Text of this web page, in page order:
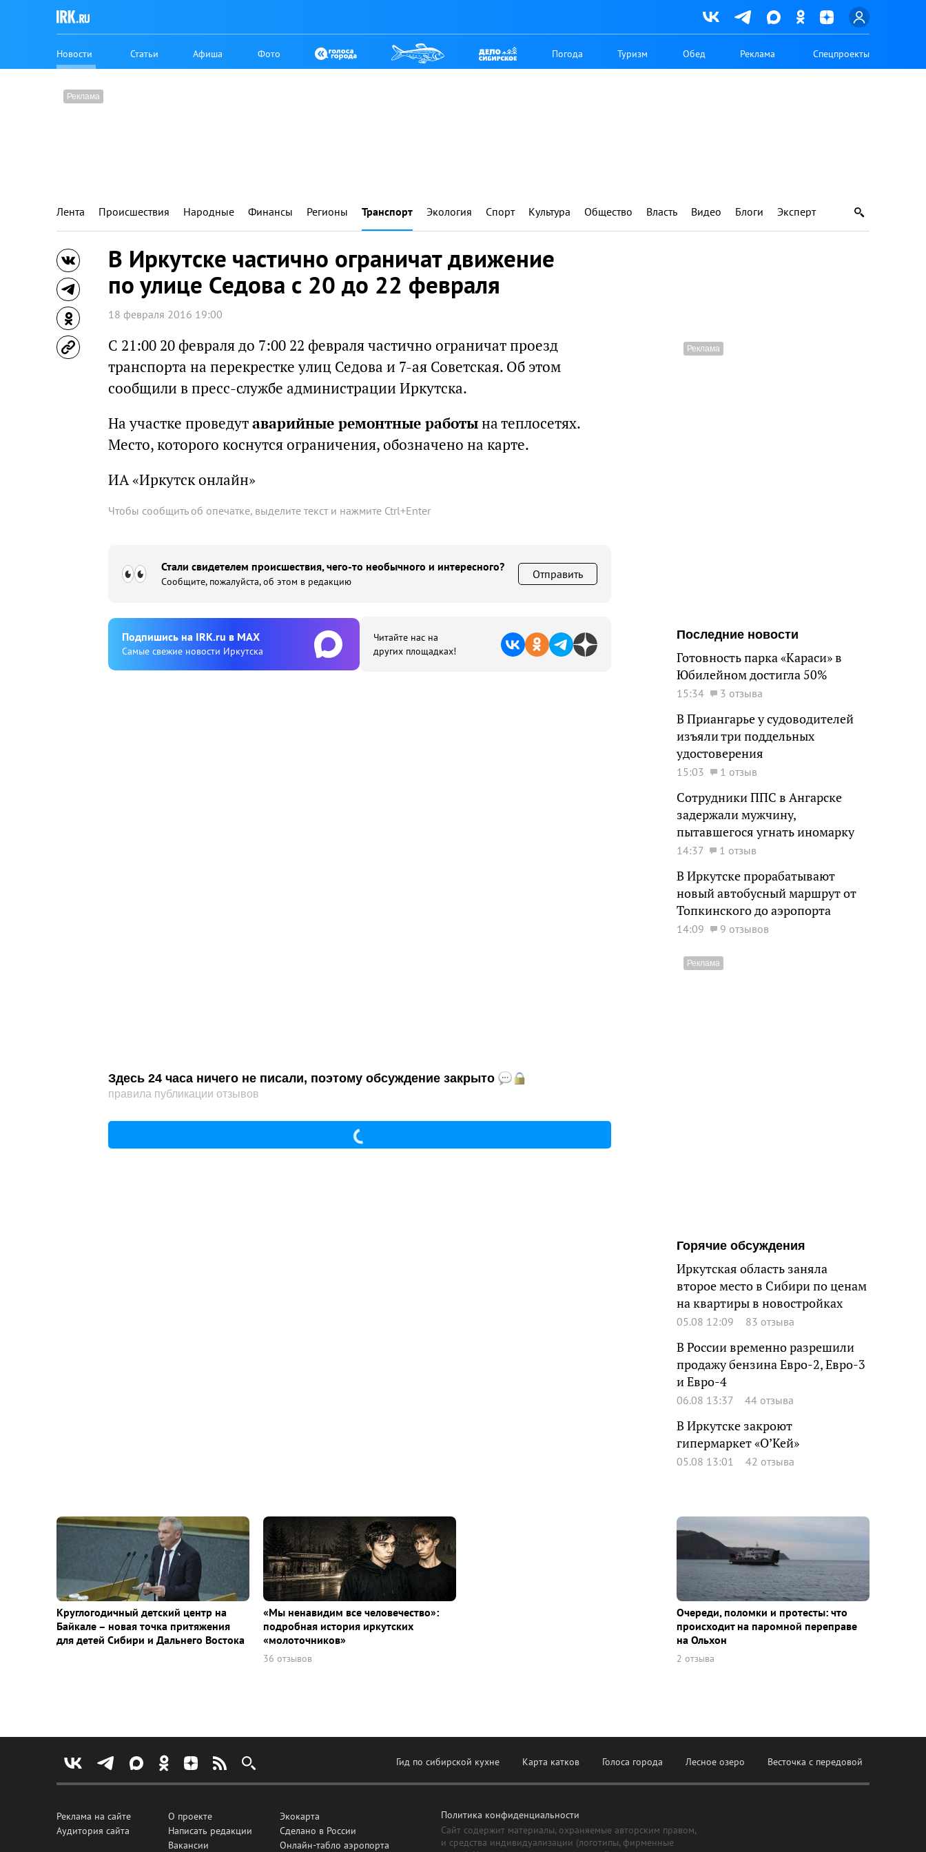
Новости Статьи Афиша Фото Погода Туризм Обед Реклама Спецпроекты
Лента Происшествия Народные Финансы Регионы Транспорт Экология Спорт Культура Общество Власть Видео Блоги Эксперт
В Иркутске частично ограничат движение
по улице Седова с 20 до 22 февраля
18 февраля 2016 19:00
С 21:00 20 февраля до 7:00 22 февраля частично ограничат проезд
транспорта на перекрестке улиц Седова и 7-ая Советская. Об этом
сообщили в пресс-службе администрации Иркутска.
На участке проведутаварийные ремонтные работына теплосетях.
Место, которого коснутся ограничения, обозначено на карте.
ИА «Иркутск онлайн»
Чтобы сообщить об опечатке, выделите текст и нажмите Ctrl+Enter
Стали свидетелем происшествия, чего-то необычного и интересного?
Сообщите, пожалуйста, об этом в редакцию
Отправить
Подпишиcь на IRK.ru в MAX
Cамые свежие новости Иркутска
Читайте нас на
других площадках!
Здесь 24 часа ничего не писали, поэтому обсуждение закрыто
правила публикации отзывов
Последние новости
Готовность парка «Караси» в
Юбилейном достигла 50%
15:34 3 отзыва
В Приангарье у судоводителей
изъяли три поддельных
удостоверения
15:03 1 отзыв
Сотрудники ППС в Ангарске
задержали мужчину,
пытавшегося угнать иномарку
14:37 1 отзыв
В Иркутске прорабатывают
новый автобусный маршрут от
Топкинского до аэропорта
14:09 9 отзывов
Горячие обсуждения
Иркутская область заняла
второе место в Сибири по ценам
на квартиры в новостройках
05.08 12:09 83 отзыва
В России временно разрешили
продажу бензина Евро-2, Евро-3
и Евро-4
06.08 13:37 44 отзыва
В Иркутске закроют
гипермаркет «О’Кей»
05.08 13:01 42 отзыва
Круглогодичный детский центр на
Байкале – новая точка притяжения
для детей Сибири и Дальнего Востока
«Мы ненавидим все человечество»:
подробная история иркутских
«молоточников»
36 отзывов
Очереди, поломки и протесты: что
происходит на паромной переправе
на Ольхон
2 отзыва
Гид по сибирской кухне Карта катков Голоса города Лесное озеро Весточка с передовой
Реклама на сайте
Аудитория сайта
О проекте
Написать редакции
Вакансии
Экокарта
Сделано в России
Онлайн-табло аэропорта
Политика конфиденциальности
Сайт содержит материалы, охраняемые авторским правом,
и средства индивидуализации (логотипы, фирменные